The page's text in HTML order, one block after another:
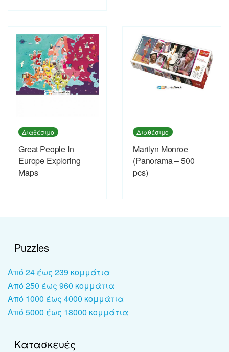
Διαθέσιμο
Great People In
Europe Exploring
Maps
Διαθέσιμο
Marilyn Monroe
(Panorama – 500
pcs)
Puzzles
Από 24 έως 239 κομμάτια
Από 250 έως 960 κομμάτια
Από 1000 έως 4000 κομμάτια
Από 5000 έως 18000 κομμάτια
Κατασκευές